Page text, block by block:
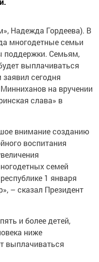
Надежда Гордеева). В
многодетные семьи
поддержки. Семьям,
выплачиваться
сегодня
на вручении
слава» в
внимание созданию
воспитания
семей
1 января
– сказал Президент
и более детей,
ниже
выплачиваться